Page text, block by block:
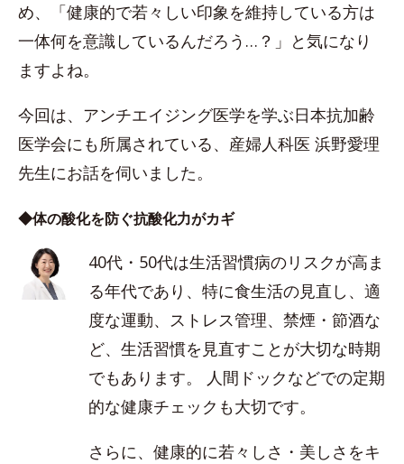
め、「健康的で若々しい印象を維持している方は
一体何を意識しているんだろう…？」と気になり
ますよね。
今回は、アンチエイジング医学を学ぶ日本抗加齢
医学会にも所属されている、産婦人科医 浜野愛理
先生にお話を伺いました。
◆体の酸化を防ぐ抗酸化力がカギ
40代・50代は生活習慣病のリスクが高ま
る年代であり、特に食生活の見直し、適
度な運動、ストレス管理、禁煙・節酒な
ど、生活習慣を見直すことが大切な時期
でもあります。 人間ドックなどでの定期
的な健康チェックも大切です。
さらに、健康的に若々しさ・美しさをキ